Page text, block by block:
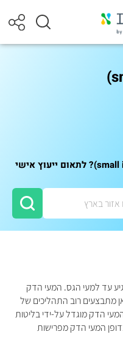
רוצה להתייעץ על מעי דק (small intestine)? לתאום ייעוץ אישי
עד למעי הגס. המעי הדק
מתבצעים רוב התהליכים של
הדק מוגדל על-ידי בליטות
המעי הדק מפרישות